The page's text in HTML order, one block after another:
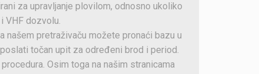
za upravljanje plovilom, odnosno ukoliko
VHF dozvolu.
našem pretraživaču možete pronaći bazu u
točan upit za određeni brod i period.
Osim toga na našim stranicama